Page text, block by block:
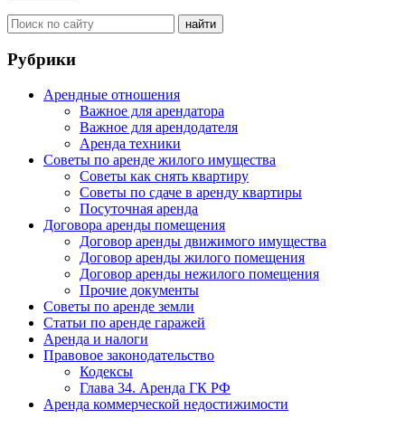
Рубрики
Арендные отношения
Важное для арендатора
Важное для арендодателя
Аренда техники
Советы по аренде жилого имущества
Советы как снять квартиру
Советы по сдаче в аренду квартиры
Посуточная аренда
Договора аренды помещения
Договор аренды движимого имущества
Договор аренды жилого помещения
Договор аренды нежилого помещения
Прочие документы
Советы по аренде земли
Статьи по аренде гаражей
Аренда и налоги
Правовое законодательство
Кодексы
Глава 34. Аренда ГК РФ
Аренда коммерческой недостижимости